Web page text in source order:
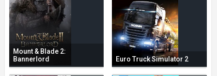
Mount & Blade 2:
Bannerlord
Euro Truck Simulator 2